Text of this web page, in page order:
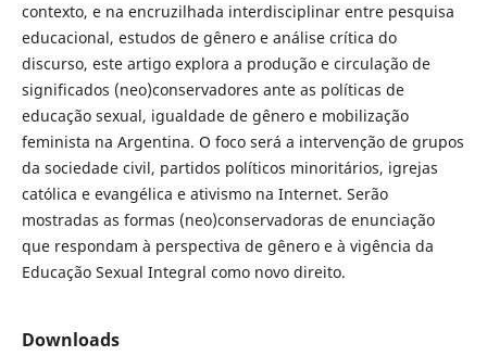
contexto, e na encruzilhada interdisciplinar entre pesquisa
educacional, estudos de gênero e análise crítica do
discurso, este artigo explora a produção e circulação de
significados (neo)conservadores ante as políticas de
educação sexual, igualdade de gênero e mobilização
feminista na Argentina. O foco será a intervenção de grupos
da sociedade civil, partidos políticos minoritários, igrejas
católica e evangélica e ativismo na Internet. Serão
mostradas as formas (neo)conservadoras de enunciação
que respondam à perspectiva de gênero e à vigência da
Educação Sexual Integral como novo direito.
Downloads